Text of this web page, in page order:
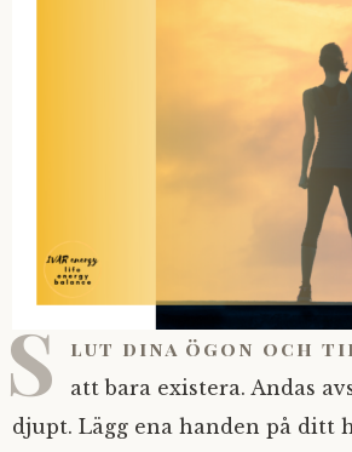
S lut dina ögon och
att bara existera. Andas
djupt. Lägg ena handen på ditt